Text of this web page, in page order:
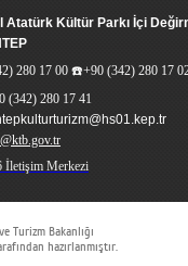
Atatürk Kültür Parkı İçi
280 17 00 ☎️+90 (342) 280 17
(342) 280 17 41
İletişim Merkezi
Turizm Bakanlığı
hazırlanmıştır.